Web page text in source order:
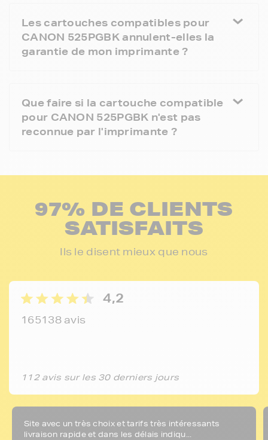
Les cartouches compatibles pour
CANON 525PGBK annulent-elles la
garantie de mon imprimante ?
Que faire si la cartouche compatible
pour CANON 525PGBK n'est pas
reconnue par l'imprimante ?
97% DE CLIENTS
SATISFAITS
Ils le disent mieux que nous
4,2
165138 avis
112 avis sur les 30 derniers jours
Site avec un très choix et tarifs très intéressants
livraison rapide et dans les délais indiqu...